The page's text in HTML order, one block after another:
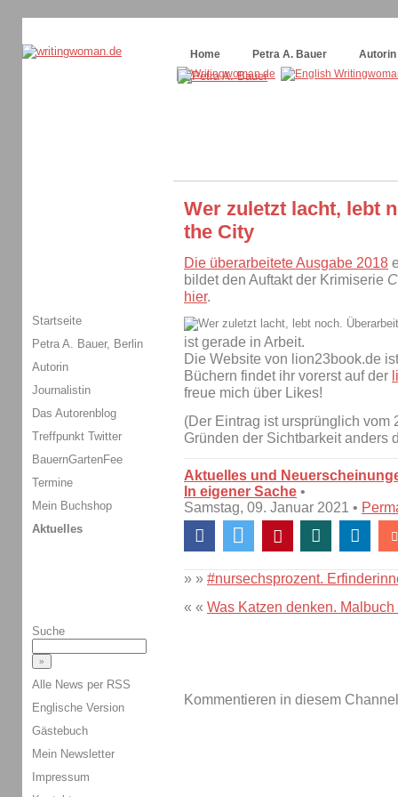
Home
Petra A. Bauer Autorin
Wer zuletzt lacht, lebt
the City
Die überarbeitete Ausgabe 2018
bildet den Auftakt der Krimiserie
hier.
ist gerade in Arbeit.
Die Website von lion23book.de
Büchern findet ihr vorerst auf der
freue mich über Likes!
(Der Eintrag ist ursprünglich vom
Gründen der Sichtbarkeit anders
Aktuelles und
In eigener Sache •
Samstag, 09. Januar 2021 •
» » #nursechsprozent.
« « Was Katzen denken.
Kommentieren in diesem
Startseite
Petra A. Bauer, Berlin
Autorin
Journalistin
Das Autorenblog
Treffpunkt Twitter
BauernGartenFee
Termine
Mein Buchshop
Aktuelles
Suche
Alle News per RSS
Englische Version
Gästebuch
Mein Newsletter
Impressum